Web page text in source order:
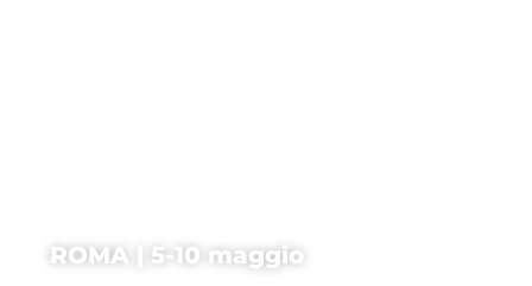
ROMA | 5-10 maggio